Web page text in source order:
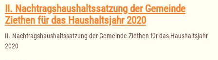
Haushaltsjahr
2021
II. Nachtragshaushaltssatzung der Gemeinde
Ziethen für das Haushaltsjahr 2020
II. Nachtragshaushaltssatzung der Gemeinde Ziethen für das Haushaltsjahr
2020